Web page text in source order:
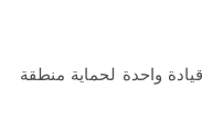
واحدة لحماية منطقة